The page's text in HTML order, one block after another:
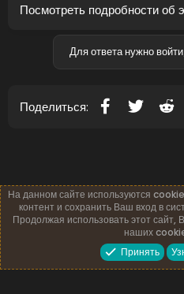
Посмотреть подробности об
Для ответа нужно
Поделиться: Facebook
Twitter
Обратная связь
Политика конфиденциальности
На данном сайте используются
контент и сохранить Ваш вход в
Продолжая использовать этот сайт,
наших
Принять